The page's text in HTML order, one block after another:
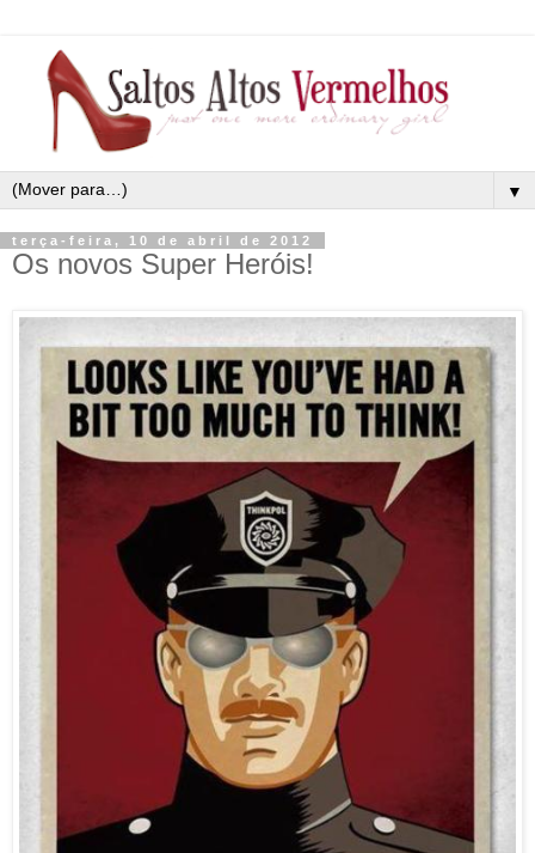
▼
terça-feira, 10 de abril de 2012
Os novos Super Heróis!